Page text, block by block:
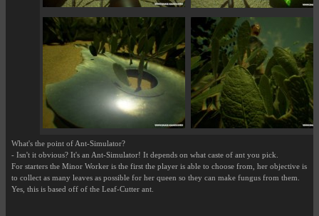
What's the point of Ant-Simulator?
- Isn't it obvious? It's an Ant-Simulator! It depends on what caste of ant you pick.
For starters the Minor Worker is the first the player is able to choose from, her objective is
to collect as many leaves as possible for her queen so they can make fungus from them.
Yes, this is based off of the Leaf-Cutter ant.